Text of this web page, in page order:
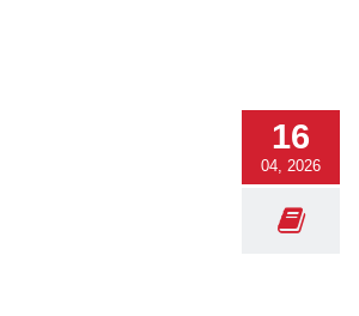
16
04, 2026